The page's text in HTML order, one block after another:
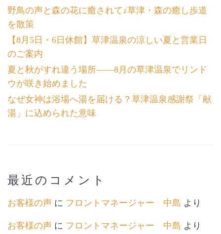
野鳥の声と森の花に癒されて♪草津・森の癒し歩道
を散策
【8月5日・6日休館】草津温泉の涼しい夏と営業日
のご案内
夏と秋がすれ違う場所――8月の草津温泉でリンド
ウが咲き始めました
なぜ女神は浴場へ湯を届ける？草津温泉感謝祭「献
湯」に込められた意味
最近のコメント
お客様の声 に フロントマネージャー 中島 より
お客様の声 に フロントマネージャー 中島 より